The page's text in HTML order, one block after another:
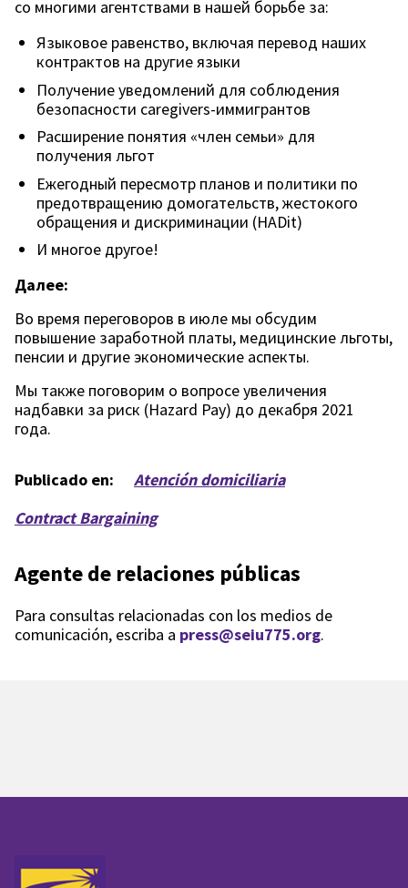
со многими агентствами в нашей борьбе за:
Языковое равенство, включая перевод наших
контрактов на другие языки
Получение уведомлений для соблюдения
безопасности caregivers-иммигрантов
Расширение понятия «член семьи» для
получения льгот
Ежегодный пересмотр планов и политики по
предотвращению домогательств, жестокого
обращения и дискриминации (HADit)
И многое другое!
Далее:
Во время переговоров в июле мы обсудим
повышение заработной платы, медицинские льготы,
пенсии и другие экономические аспекты.
Мы также поговорим о вопросе увеличения
надбавки за риск (Hazard Pay) до декабря 2021
года.
Publicado en:
Atención domiciliaria
Contract Bargaining
Agente de relaciones públicas
Para consultas relacionadas con los medios de
comunicación, escriba a press@seiu775.org.